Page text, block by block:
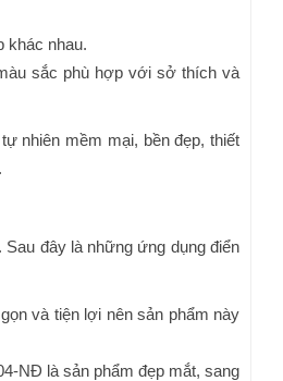
khác nhau.
sắc phù hợp với sở thích và
nhiên mềm mại, bền đẹp, thiết
đây là những ứng dụng điển
và tiện lợi nên sản phẩm này
NĐ là sản phẩm đẹp mắt, sang